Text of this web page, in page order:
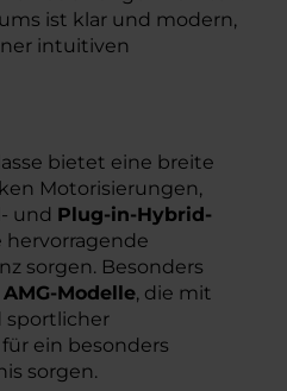
ist klar und modern,
intuitiven
bietet eine breite
Motorisierungen,
und Plug-in-Hybrid-
hervorragende
sorgen. Besonders
AMG-Modelle, die mit
sportlicher
ein besonders
sorgen.